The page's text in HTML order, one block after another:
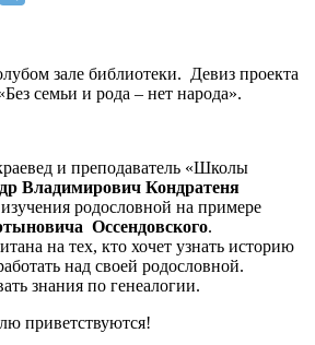
зале библиотеки. Девиз проекта
семьи и рода – нет народа».
и преподаватель «Школы
Владимирович Кондратеня
родословной на примере
Оссендовского.
на тех, кто хочет узнать историю
над своей родословной.
знания по генеалогии.
приветствуются!